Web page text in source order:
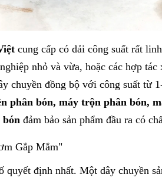
cung cấp có dải công suất rất
nhỏ và vừa, hoặc các hợp tác
chuyền đồng bộ với công suất từ
phân bón, máy trộn phân bón,
bón đảm bảo sản phẩm đầu ra có
Gắp Mắm"
định nhất. Một dây chuyền